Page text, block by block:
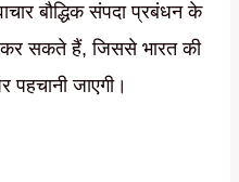
बौद्धिक संपदा प्रबंधन के
सकते हैं, जिससे भारत की
पहचानी जाएगी।